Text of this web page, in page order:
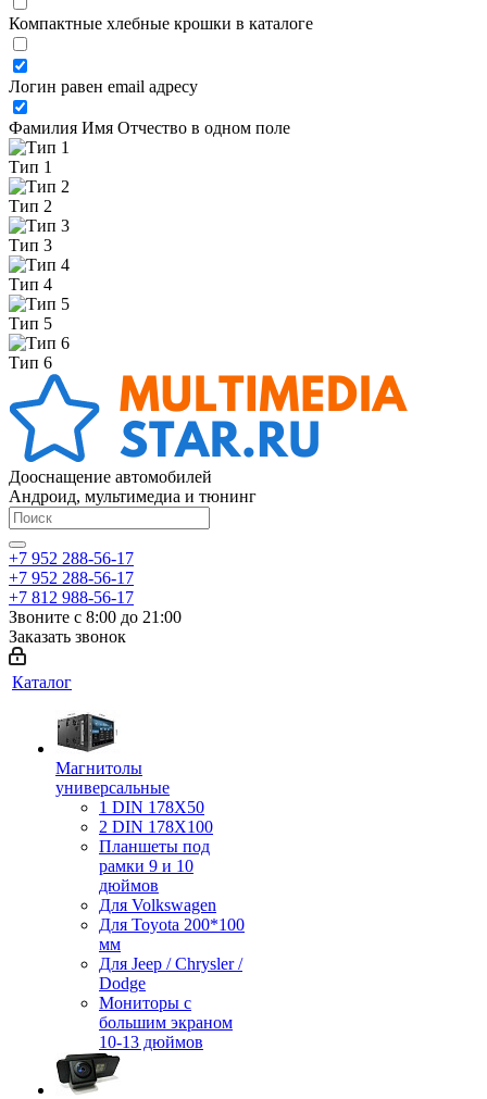
Компактные хлебные крошки в каталоге
Логин равен email адресу
Фамилия Имя Отчество в одном поле
Тип 1
Тип 2
Тип 3
Тип 4
Тип 5
Тип 6
Дооснащение автомобилей
Андроид, мультимедиа и тюнинг
+7 952 288-56-17
+7 952 288-56-17
+7 812 988-56-17
Звоните с 8:00 до 21:00
Заказать звонок
Каталог
Магнитолы
универсальные
1 DIN 178X50
2 DIN 178X100
Планшеты под
рамки 9 и 10
дюймов
Для Volkswagen
Для Toyota 200*100
мм
Для Jeep / Chrysler /
Dodge
Мониторы с
большим экраном
10-13 дюймов